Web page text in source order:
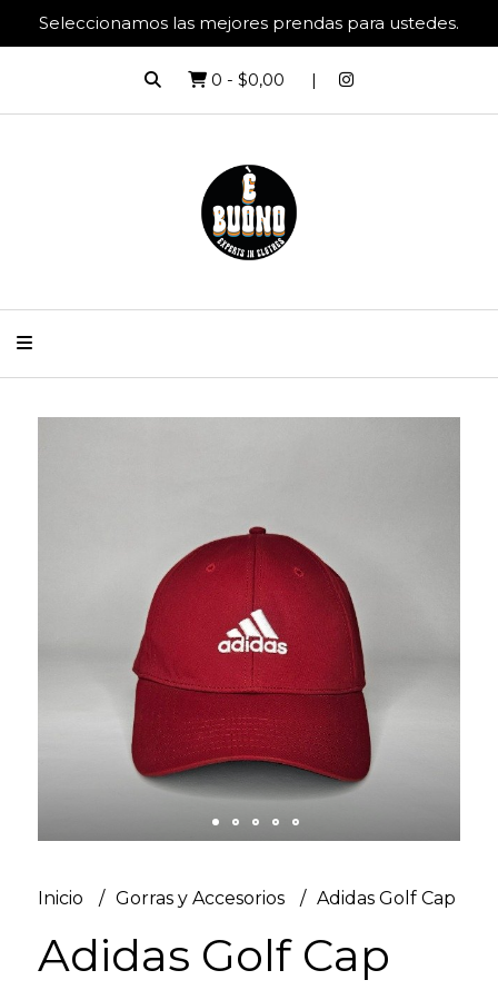
Seleccionamos las mejores prendas para ustedes.
0 - $0,00
Inicio Gorras y Accesorios Adidas Golf Cap
Adidas Golf Cap